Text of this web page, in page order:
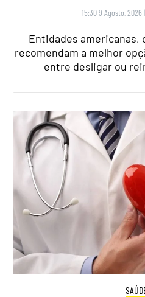
15:30 9 Agosto, 2026 |
Entidades americanas,
recomendam a melhor
entre desligar ou